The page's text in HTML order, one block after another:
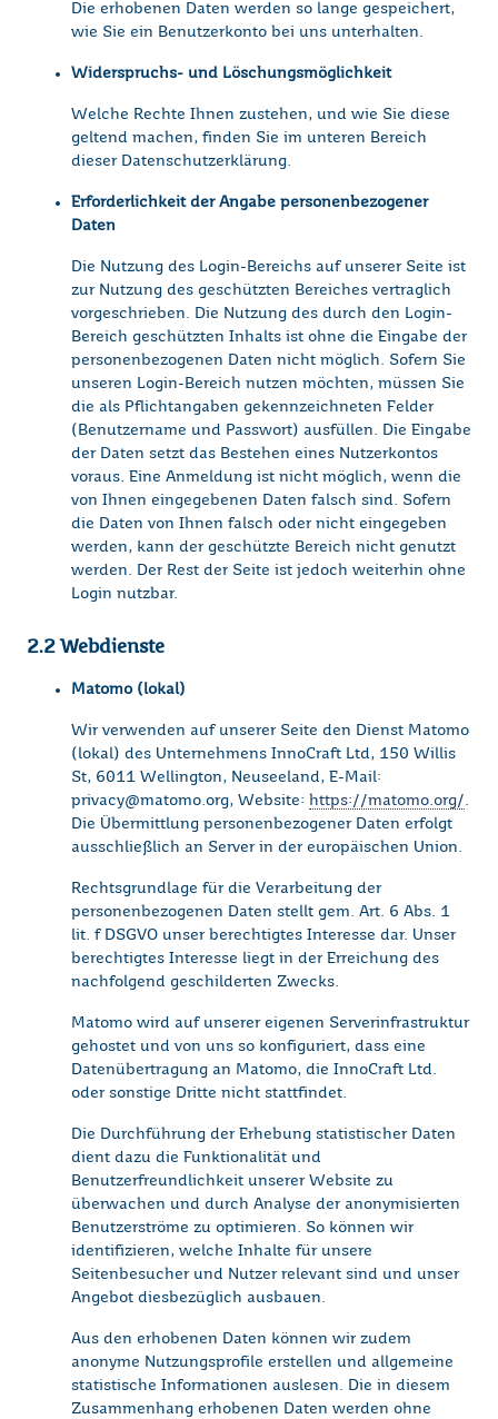
Die erhobenen Daten werden so lange gespeichert,
wie Sie ein Benutzerkonto bei uns unterhalten.
Widerspruchs- und Löschungsmöglichkeit
Welche Rechte Ihnen zustehen, und wie Sie diese
geltend machen, finden Sie im unteren Bereich
dieser Datenschutzerklärung.
Erforderlichkeit der Angabe personenbezogener
Daten
Die Nutzung des Login-Bereichs auf unserer Seite ist
zur Nutzung des geschützten Bereiches vertraglich
vorgeschrieben. Die Nutzung des durch den Login-
Bereich geschützten Inhalts ist ohne die Eingabe der
personenbezogenen Daten nicht möglich. Sofern Sie
unseren Login-Bereich nutzen möchten, müssen Sie
die als Pflichtangaben gekennzeichneten Felder
(Benutzername und Passwort) ausfüllen. Die Eingabe
der Daten setzt das Bestehen eines Nutzerkontos
voraus. Eine Anmeldung ist nicht möglich, wenn die
von Ihnen eingegebenen Daten falsch sind. Sofern
die Daten von Ihnen falsch oder nicht eingegeben
werden, kann der geschützte Bereich nicht genutzt
werden. Der Rest der Seite ist jedoch weiterhin ohne
Login nutzbar.
2.2 Webdienste
Matomo (lokal)
Wir verwenden auf unserer Seite den Dienst Matomo
(lokal) des Unternehmens InnoCraft Ltd, 150 Willis
St, 6011 Wellington, Neuseeland, E-Mail:
privacy@matomo.org, Website: https://matomo.org/.
Die Übermittlung personenbezogener Daten erfolgt
ausschließlich an Server in der europäischen Union.
Rechtsgrundlage für die Verarbeitung der
personenbezogenen Daten stellt gem. Art. 6 Abs. 1
lit. f DSGVO unser berechtigtes Interesse dar. Unser
berechtigtes Interesse liegt in der Erreichung des
nachfolgend geschilderten Zwecks.
Matomo wird auf unserer eigenen Serverinfrastruktur
gehostet und von uns so konfiguriert, dass eine
Datenübertragung an Matomo, die InnoCraft Ltd.
oder sonstige Dritte nicht stattfindet.
Die Durchführung der Erhebung statistischer Daten
dient dazu die Funktionalität und
Benutzerfreundlichkeit unserer Website zu
überwachen und durch Analyse der anonymisierten
Benutzerströme zu optimieren. So können wir
identifizieren, welche Inhalte für unsere
Seitenbesucher und Nutzer relevant sind und unser
Angebot diesbezüglich ausbauen.
Aus den erhobenen Daten können wir zudem
anonyme Nutzungsprofile erstellen und allgemeine
statistische Informationen auslesen. Die in diesem
Zusammenhang erhobenen Daten werden ohne